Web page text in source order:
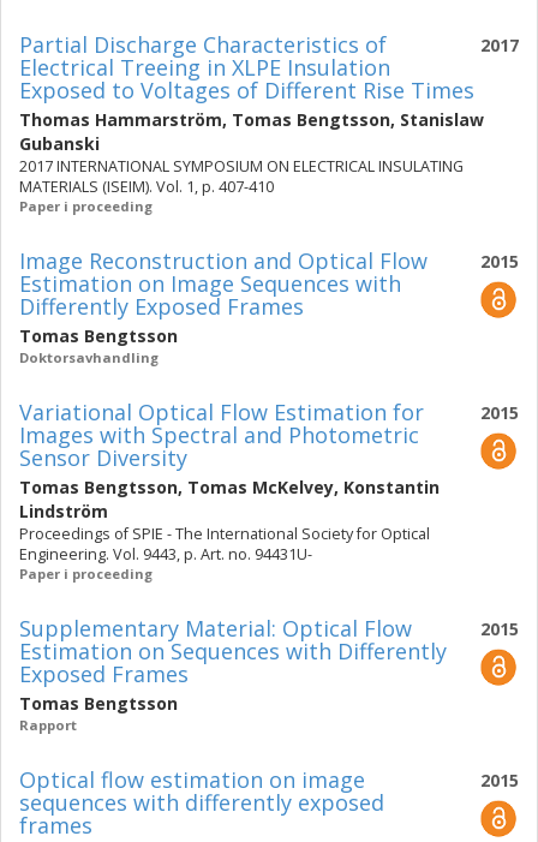
2017
Partial Discharge Characteristics of
Electrical Treeing in XLPE Insulation
Exposed to Voltages of Different Rise Times
Thomas Hammarström, Tomas Bengtsson, Stanislaw
Gubanski
2017 INTERNATIONAL SYMPOSIUM ON ELECTRICAL INSULATING
MATERIALS (ISEIM). Vol. 1, p. 407-410
Paper i proceeding
2015
Image Reconstruction and Optical Flow
Estimation on Image Sequences with
Differently Exposed Frames
Tomas Bengtsson
Doktorsavhandling
2015
Variational Optical Flow Estimation for
Images with Spectral and Photometric
Sensor Diversity
Tomas Bengtsson, Tomas McKelvey, Konstantin
Lindström
Proceedings of SPIE - The International Society for Optical
Engineering. Vol. 9443, p. Art. no. 94431U-
Paper i proceeding
2015
Supplementary Material: Optical Flow
Estimation on Sequences with Differently
Exposed Frames
Tomas Bengtsson
Rapport
2015
Optical flow estimation on image
sequences with differently exposed
frames